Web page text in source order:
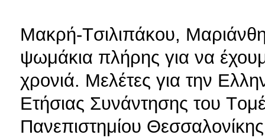
Mακρή-Tσιλιπάκου,
ψωμάκια πλήρης για να
χρονιά. Mελέτες για την
Eτήσιας Συνάντησης του
Πανεπιστημίου